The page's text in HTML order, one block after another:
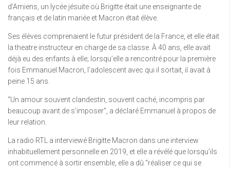
d’Amiens, un lycée jésuite où Brigitte était une enseignante de
français et de latin mariée et Macron était élève.
Ses élèves comprenaient le futur président de la France, et elle était
la theatre instructeur en charge de sa classe. À 40 ans, elle avait
déjà eu des enfants à elle; lorsqu’elle a rencontré pour la première
fois Emmanuel Macron, l’adolescent avec qui il sortait, il avait à
peine 15 ans.
“Un amour souvent clandestin, souvent caché, incompris par
beaucoup avant de s’imposer”, a déclaré Emmanuel à propos de
leur relation.
La radio RTL a interviewé Brigitte Macron dans une interview
inhabituellement personnelle en 2019, et elle a révélé que lorsqu’ils
ont commencé à sortir ensemble, elle a dû “réaliser ce qui se